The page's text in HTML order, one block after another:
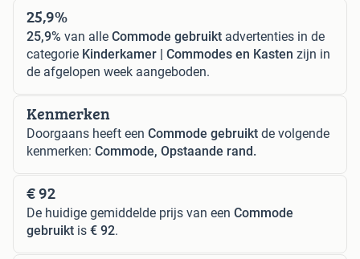
25,9%
25,9% van alle Commode gebruikt advertenties in de
categorie Kinderkamer | Commodes en Kasten zijn in
de afgelopen week aangeboden.
Kenmerken
Doorgaans heeft een Commode gebruikt de volgende
kenmerken: Commode, Opstaande rand.
€ 92
De huidige gemiddelde prijs van een Commode
gebruikt is € 92.